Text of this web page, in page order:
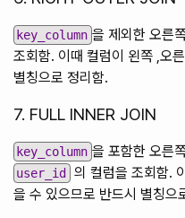
key_column 을 제외한 오른
조회함. 이때 컬럼이 왼쪽 ,오
별칭으로 정리함.
7. FULL INNER JOIN
key_column 을 포함한 오른
user_id
의 컬럼을 조회함.
을 수 있으므로 반드시 별칭으